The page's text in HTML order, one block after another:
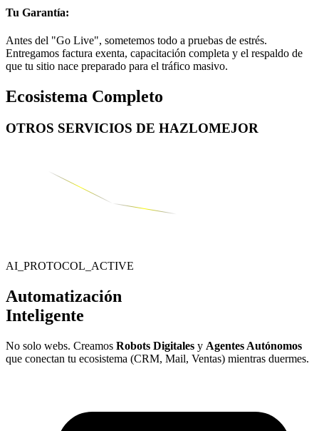
Tu Garantía:
Antes del "Go Live", sometemos todo a pruebas de estrés.
Entregamos factura exenta, capacitación completa y el respaldo de
que tu sitio nace preparado para el tráfico masivo.
Ecosistema Completo
OTROS SERVICIOS DE HAZLOMEJOR
AI_PROTOCOL_ACTIVE
Automatización
Inteligente
No solo webs. Creamos Robots Digitales y Agentes Autónomos
que conectan tu ecosistema (CRM, Mail, Ventas) mientras duermes.